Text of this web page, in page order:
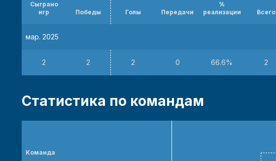
Сыграно
игр
Победы Голы Передачи
%
реализации
Всего
мар. 2025
2 2 2 0 66.6% 2
Статистика по командам
Команда